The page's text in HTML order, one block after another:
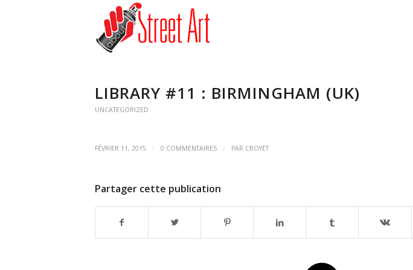
LIBRARY #11 : BIRMINGHAM (UK)
UNCATEGORIZED
FÉVRIER 11, 2015 / 0 COMMENTAIRES / PAR CBOYET
Partager cette publication